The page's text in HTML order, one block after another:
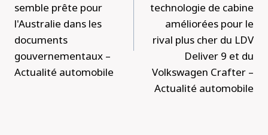
semble prête pour
l'Australie dans les
documents
gouvernementaux –
Actualité automobile
technologie de cabine
améliorées pour le
rival plus cher du LDV
Deliver 9 et du
Volkswagen Crafter –
Actualité automobile